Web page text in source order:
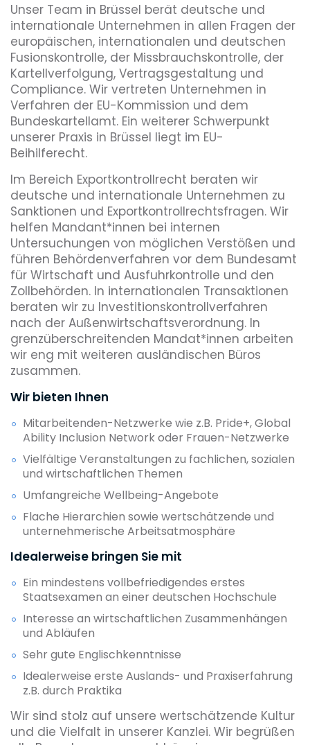
Unser Team in Brüssel berät deutsche und
internationale Unternehmen in allen Fragen der
europäischen, internationalen und deutschen
Fusionskontrolle, der Missbrauchskontrolle, der
Kartellverfolgung, Vertragsgestaltung und
Compliance. Wir vertreten Unternehmen in
Verfahren der EU-Kommission und dem
Bundeskartellamt. Ein weiterer Schwerpunkt
unserer Praxis in Brüssel liegt im EU-
Beihilferecht.
Im Bereich Exportkontrollrecht beraten wir
deutsche und internationale Unternehmen zu
Sanktionen und Exportkontrollrechtsfragen. Wir
helfen Mandant*innen bei internen
Untersuchungen von möglichen Verstößen und
führen Behördenverfahren vor dem Bundesamt
für Wirtschaft und Ausfuhrkontrolle und den
Zollbehörden. In internationalen Transaktionen
beraten wir zu Investitionskontrollverfahren
nach der Außenwirtschaftsverordnung. In
grenzüberschreitenden Mandat*innen arbeiten
wir eng mit weiteren ausländischen Büros
zusammen.
Wir bieten Ihnen
Mitarbeitenden-Netzwerke wie z.B. Pride+, Global
Ability Inclusion Network oder Frauen-Netzwerke
Vielfältige Veranstaltungen zu fachlichen, sozialen
und wirtschaftlichen Themen
Umfangreiche Wellbeing-Angebote
Flache Hierarchien sowie wertschätzende und
unternehmerische Arbeitsatmosphäre
Idealerweise bringen Sie mit
Ein mindestens vollbefriedigendes erstes
Staatsexamen an einer deutschen Hochschule
Interesse an wirtschaftlichen Zusammenhängen
und Abläufen
Sehr gute Englischkenntnisse
Idealerweise erste Auslands- und Praxiserfahrung
z.B. durch Praktika
Wir sind stolz auf unsere wertschätzende Kultur
und die Vielfalt in unserer Kanzlei. Wir begrüßen